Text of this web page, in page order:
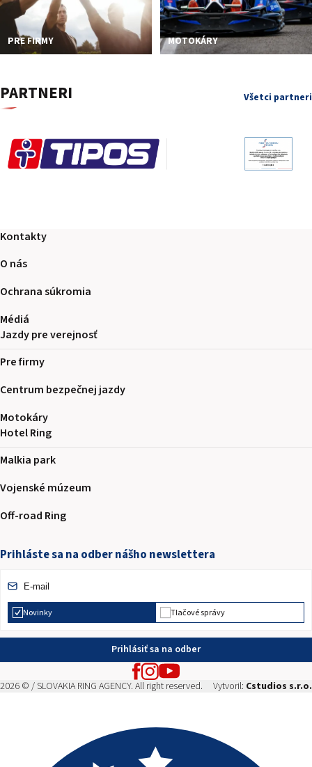
PRE FIRMY MOTOKÁRY
PARTNERI Všetci partneri
Kontakty
O nás
Ochrana súkromia
Médiá
Jazdy pre verejnosť
Pre firmy
Centrum bezpečnej jazdy
Motokáry
Hotel Ring
Malkia park
Vojenské múzeum
Off-road Ring
Prihláste sa na odber nášho newslettera
Novinky Tlačové správy
Prihlásiť sa na odber
2026 © / SLOVAKIA RING AGENCY. All right reserved. Vytvoril: Cstudios s.r.o.